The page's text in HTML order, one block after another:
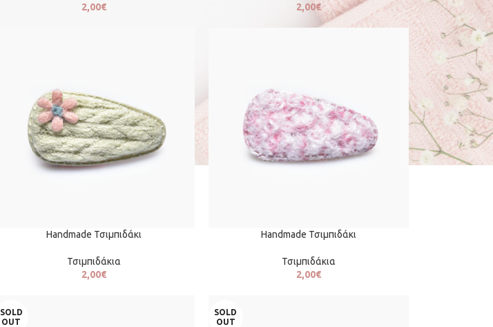
2,00€
2,00€
Handmade Τσιμπιδάκι
Τσιμπιδάκια
2,00€
Handmade Τσιμπιδάκι
Τσιμπιδάκια
2,00€
SOLD
OUT
SOLD
OUT